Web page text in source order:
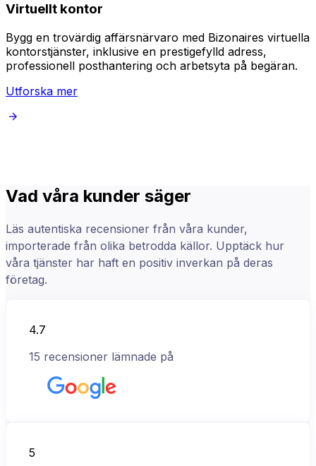
Virtuellt kontor
Bygg en trovärdig affärsnärvaro med Bizonaires virtuella
kontorstjänster, inklusive en prestigefylld adress,
professionell posthantering och arbetsyta på begäran.
Utforska mer
Vad våra kunder säger
Läs autentiska recensioner från våra kunder,
importerade från olika betrodda källor. Upptäck hur
våra tjänster har haft en positiv inverkan på deras
företag.
4.7
15 recensioner lämnade på
5